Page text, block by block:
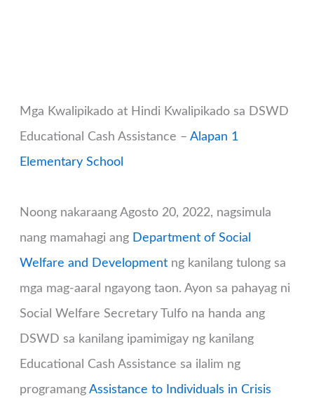
Mga Kwalipikado at Hindi Kwalipikado sa DSWD
Educational Cash Assistance – Alapan 1
Elementary School
Noong nakaraang Agosto 20, 2022, nagsimula
nang mamahagi angDepartment of Social
Welfare and Developmentng kanilang tulong sa
mga mag-aaral ngayong taon. Ayon sa pahayag ni
Social Welfare Secretary Tulfo na handa ang
DSWD sa kanilang ipamimigay ng kanilang
Educational Cash Assistance sa ilalim ng
programang Assistance to Individuals in Crisis